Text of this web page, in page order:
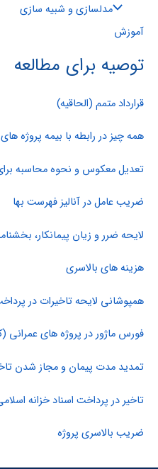
مدلسازی و شبیه سازی
آموزش
توصیه برای مطالعه
قرارداد متمم (الحاقیه)
همه چیز در رابطه با بیمه پروژه
تعدیل معکوس و نحوه محاسبه
ضریب عامل در آنالیز فهرست بها
لایحه ضرر و زیان پیمانکار،
هزینه های بالاسری
همپوشانی لایحه تاخیرات در
فورس ماژور در پروژه های عمرانی
تمدید مدت پیمان و مجاز شدن
تاخیر در پرداخت اسناد خزانه
ضریب بالاسری پروژه